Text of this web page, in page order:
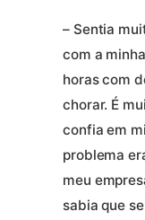
– Sentia
com a
horas com
chorar. É
confia em
problema
meu
sabia que